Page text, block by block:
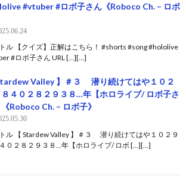
#vtuber #ロボ子さん《Roboco Ch. – ロボ
ル 【クイズ】正解はこちら！ #shorts #song #hololive
#ロボ子さん URL […][…]
Valley 】＃３ 潜り続けてはや１０２
８４０２８２９３８…年【ホロライブ/ ロボ子さ
Roboco Ch. – ロボ子》
ル 【 Stardew Valley 】＃３ 潜り続けてはや１０２９
０２８２９３８…年【ホロライブ/ ロボ […][…]